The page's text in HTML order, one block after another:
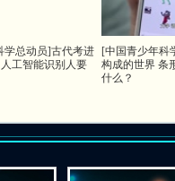
学总动员]古代考进
工智能识别人要
[中国青少年科
构成的世界 条
什么？